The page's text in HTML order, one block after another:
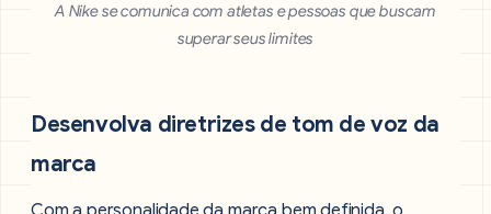
A Nike se comunica com atletas e pessoas que buscam
superar seus limites
Desenvolva diretrizes de tom de voz da
marca